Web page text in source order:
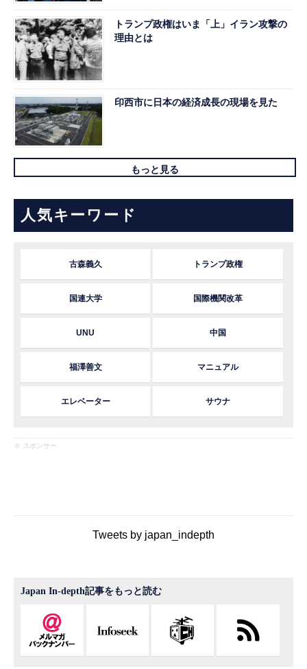
トランプ政権はいま「上」イラン攻撃の
理由とは
印西市に日本の経済成長の現場を見た
もっと見る
人気キーワード
古森義久 トランプ政権
国連大学 国際機関改革
UNU 中国
福澤善文 マニュアル
エレベーター サウナ
※ スポンサー
Tweets by japan_indepth
Japan In-depth記事をもっと読む